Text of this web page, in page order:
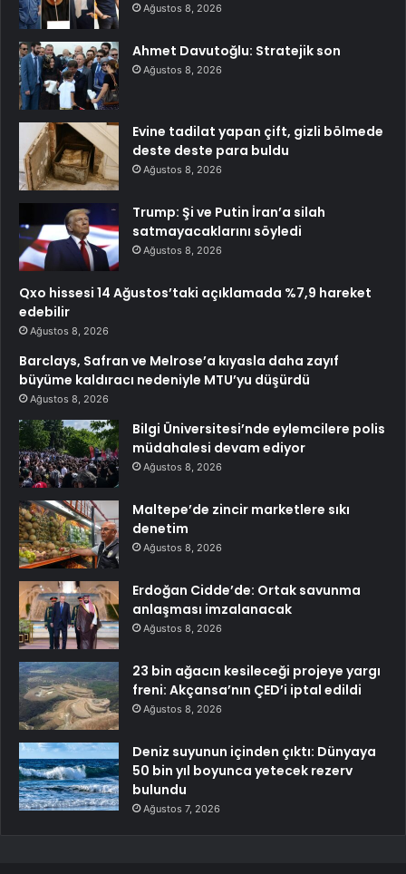
Ağustos 8, 2026
Ahmet Davutoğlu: Stratejik son
Ağustos 8, 2026
Evine tadilat yapan çift, gizli bölmede
deste deste para buldu
Ağustos 8, 2026
Trump: Şi ve Putin İran’a silah
satmayacaklarını söyledi
Ağustos 8, 2026
Qxo hissesi 14 Ağustos’taki açıklamada %7,9 hareket
edebilir
Ağustos 8, 2026
Barclays, Safran ve Melrose’a kıyasla daha zayıf
büyüme kaldıracı nedeniyle MTU’yu düşürdü
Ağustos 8, 2026
Bilgi Üniversitesi’nde eylemcilere polis
müdahalesi devam ediyor
Ağustos 8, 2026
Maltepe’de zincir marketlere sıkı
denetim
Ağustos 8, 2026
Erdoğan Cidde’de: Ortak savunma
anlaşması imzalanacak
Ağustos 8, 2026
23 bin ağacın kesileceği projeye yargı
freni: Akçansa’nın ÇED’i iptal edildi
Ağustos 8, 2026
Deniz suyunun içinden çıktı: Dünyaya
50 bin yıl boyunca yetecek rezerv
bulundu
Ağustos 7, 2026